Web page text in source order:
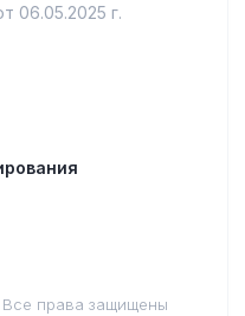
06.05.2025 г.
права защищены